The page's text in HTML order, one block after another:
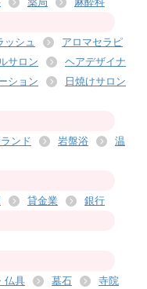
ッシュ
アロマセラピ
サロン
ヘアデザイナ
ション
日焼けサロン
ンド 岩盤浴
温
貸金業 銀行
仏具 墓石
寺院